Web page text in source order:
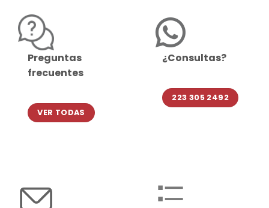
Preguntas
frecuentes
VER TODAS
¿Consultas?
223 305 2492